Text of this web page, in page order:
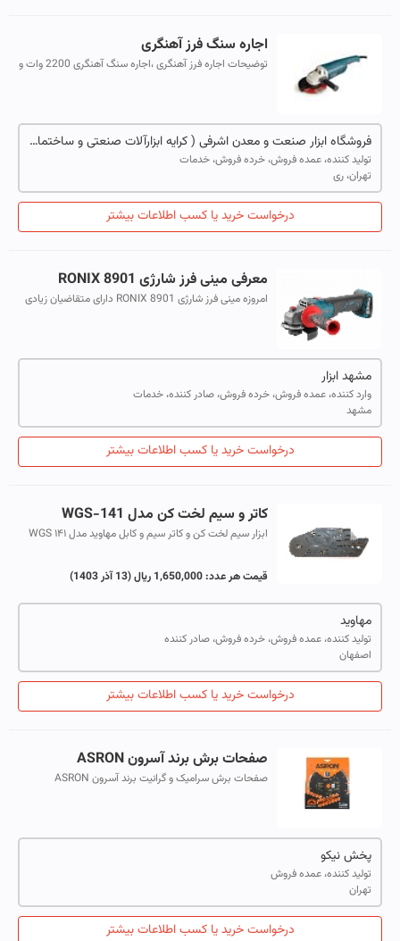
اجاره سنگ فرز آهنگری
توضیحات اجاره فرز آهنگری ،اجاره سنگ آهنگری 2200 وات و
فروشگاه ابزار صنعت و معدن اشرفی ( کرایه ابزارآلات صنعتی و ساختمانی )
تولید کننده، عمده فروش، خرده فروش، خدمات
تهران، ری
درخواست خرید یا کسب اطلاعات بیشتر
معرفی مینی فرز شارژی RONIX 8901
امروزه مینی فرز شارژی RONIX 8901 دارای متقاضیان زیادی
مشهد ابزار
وارد کننده، عمده فروش، خرده فروش، صادر کننده، خدمات
مشهد
درخواست خرید یا کسب اطلاعات بیشتر
کاتر و سیم لخت کن مدل WGS-141
ابزار سیم لخت کن و کاتر سیم و کابل مهاوید مدل WGS ۱۴۱
قیمت هر عدد:1,650,000 ریال (13 آذر 1403)
مهاوید
تولید کننده، عمده فروش، خرده فروش، صادر کننده
اصفهان
درخواست خرید یا کسب اطلاعات بیشتر
صفحات برش برند آسرون ASRON
صفحات برش سرامیک و گرانیت برند آسرون ASRON
پخش نیکو
تولید کننده، عمده فروش
تهران
درخواست خرید یا کسب اطلاعات بیشتر